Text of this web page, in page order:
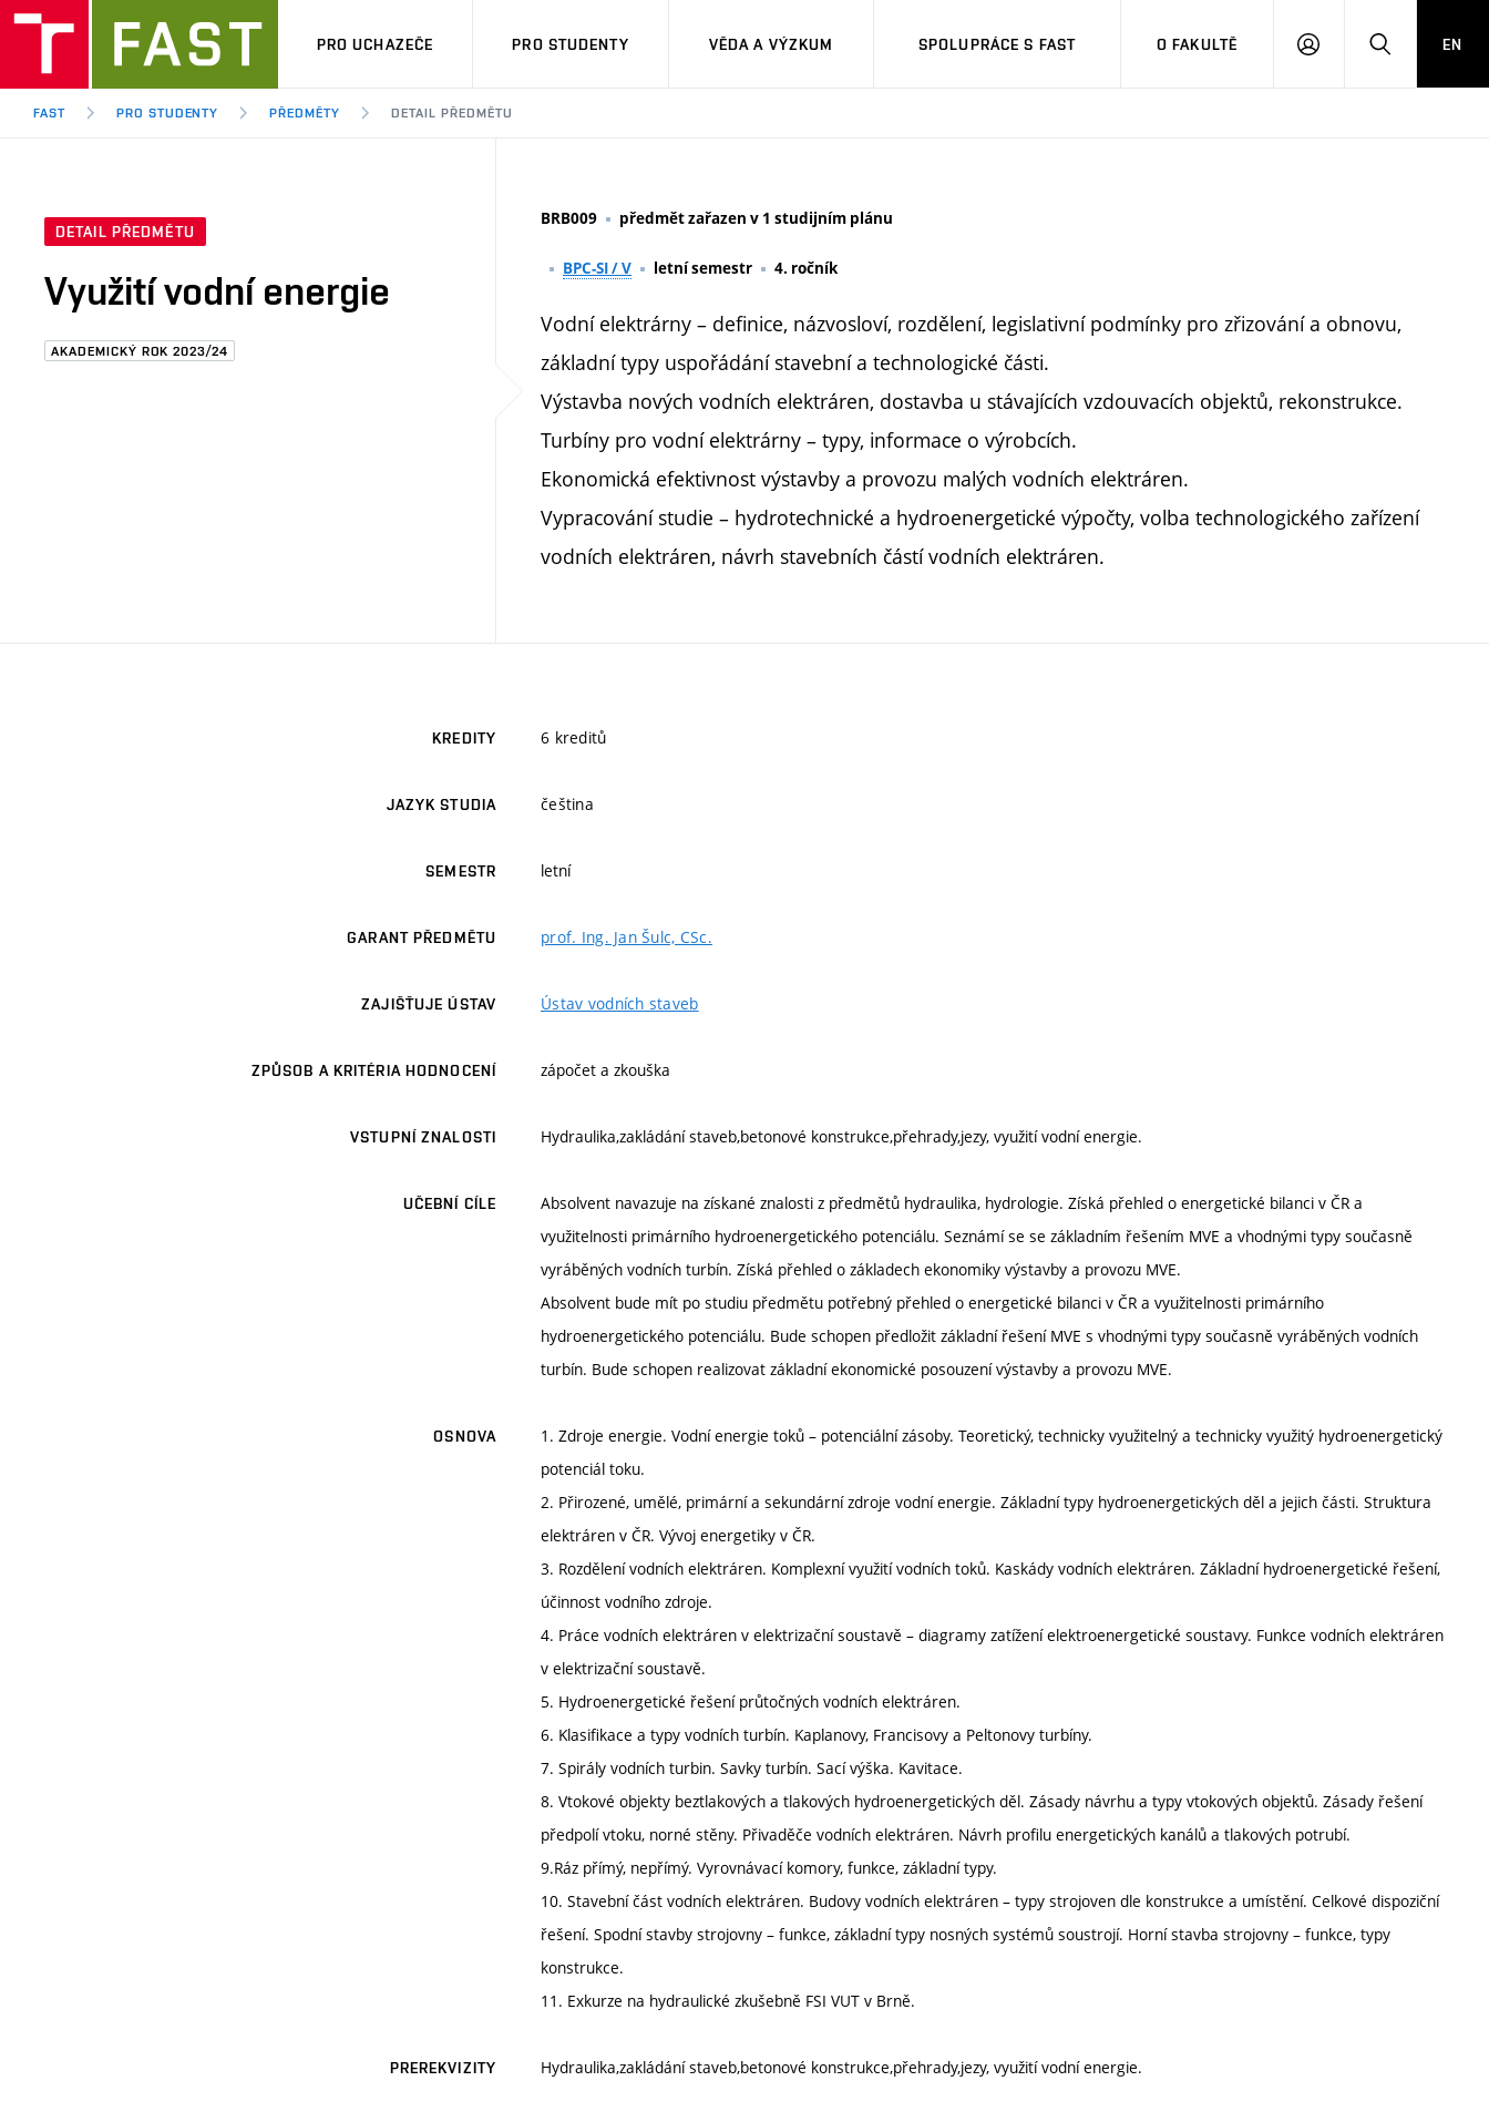
PRO UCHAZEČE PRO STUDENTY VĚDA A VÝZKUM SPOLUPRÁCE S FAST O FAKULTĚ
PŘIHLÁSITHLEDAT
EN
FAST PRO STUDENTY PŘEDMĚTY DETAIL PŘEDMĚTU
DETAIL PŘEDMĚTU
Využití vodní energie
AKADEMICKÝ ROK 2023/24
BRB009 předmět zařazen v 1 studijním plánu
BPC-SI / V letní semestr 4. ročník
Vodní elektrárny – definice, názvosloví, rozdělení, legislativní podmínky pro zřizování a obnovu,
základní typy uspořádání stavební a technologické části.
Výstavba nových vodních elektráren, dostavba u stávajících vzdouvacích objektů, rekonstrukce.
Turbíny pro vodní elektrárny – typy, informace o výrobcích.
Ekonomická efektivnost výstavby a provozu malých vodních elektráren.
Vypracování studie – hydrotechnické a hydroenergetické výpočty, volba technologického zařízení
vodních elektráren, návrh stavebních částí vodních elektráren.
KREDITY 6 kreditů
JAZYK STUDIA čeština
SEMESTR letní
GARANT PŘEDMĚTU prof. Ing. Jan Šulc, CSc.
ZAJIŠŤUJE ÚSTAV Ústav vodních staveb
ZPŮSOB A KRITÉRIA HODNOCENÍ zápočet a zkouška
VSTUPNÍ ZNALOSTI Hydraulika,zakládání staveb,betonové konstrukce,přehrady,jezy, využití vodní energie.
UČEBNÍ CÍLE
Absolvent navazuje na získané znalosti z předmětů hydraulika, hydrologie. Získá přehled o energetické bilanci v ČR a
využitelnosti primárního hydroenergetického potenciálu. Seznámí se se základním řešením MVE a vhodnými typy současně
vyráběných vodních turbín. Získá přehled o základech ekonomiky výstavby a provozu MVE.
Absolvent bude mít po studiu předmětu potřebný přehled o energetické bilanci v ČR a využitelnosti primárního
hydroenergetického potenciálu. Bude schopen předložit základní řešení MVE s vhodnými typy současně vyráběných vodních
turbín. Bude schopen realizovat základní ekonomické posouzení výstavby a provozu MVE.
OSNOVA
1. Zdroje energie. Vodní energie toků – potenciální zásoby. Teoretický, technicky využitelný a technicky využitý hydroenergetický
potenciál toku.
2. Přirozené, umělé, primární a sekundární zdroje vodní energie. Základní typy hydroenergetických děl a jejich části. Struktura
elektráren v ČR. Vývoj energetiky v ČR.
3. Rozdělení vodních elektráren. Komplexní využití vodních toků. Kaskády vodních elektráren. Základní hydroenergetické řešení,
účinnost vodního zdroje.
4. Práce vodních elektráren v elektrizační soustavě – diagramy zatížení elektroenergetické soustavy. Funkce vodních elektráren
v elektrizační soustavě.
5. Hydroenergetické řešení průtočných vodních elektráren.
6. Klasifikace a typy vodních turbín. Kaplanovy, Francisovy a Peltonovy turbíny.
7. Spirály vodních turbin. Savky turbín. Sací výška. Kavitace.
8. Vtokové objekty beztlakových a tlakových hydroenergetických děl. Zásady návrhu a typy vtokových objektů. Zásady řešení
předpolí vtoku, norné stěny. Přivaděče vodních elektráren. Návrh profilu energetických kanálů a tlakových potrubí.
9.Ráz přímý, nepřímý. Vyrovnávací komory, funkce, základní typy.
10. Stavební část vodních elektráren. Budovy vodních elektráren – typy strojoven dle konstrukce a umístění. Celkové dispoziční
řešení. Spodní stavby strojovny – funkce, základní typy nosných systémů soustrojí. Horní stavba strojovny – funkce, typy
konstrukce.
11. Exkurze na hydraulické zkušebně FSI VUT v Brně.
PREREKVIZITY Hydraulika,zakládání staveb,betonové konstrukce,přehrady,jezy, využití vodní energie.